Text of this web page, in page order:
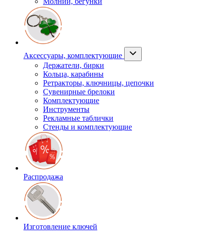
Аксессуары, комплектующие
Держатели, бирки
Кольца, карабины
Ретракторы, ключницы, цепочки
Сувенирные брелоки
Комплектующие
Инструменты
Рекламные таблички
Стенды и комплектующие
Распродажа
Изготовление ключей